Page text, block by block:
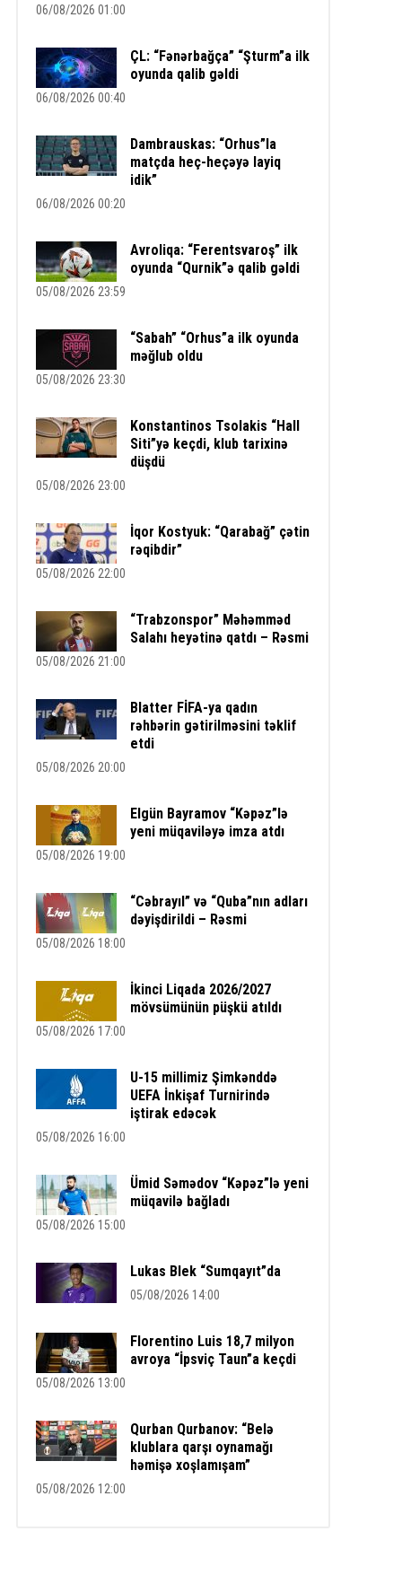
06/08/2026 01:00
ÇL: “Fənərbağça” “Şturm”a ilk
oyunda qalib gəldi
06/08/2026 00:40
Dambrauskas: “Orhus”la
matçda heç-heçəyə layiq
idik”
06/08/2026 00:20
Avroliqa: “Ferentsvaroş” ilk
oyunda “Qurnik”ə qalib gəldi
05/08/2026 23:59
“Sabah” “Orhus”a ilk oyunda
məğlub oldu
05/08/2026 23:30
Konstantinos Tsolakis “Hall
Siti”yə keçdi, klub tarixinə
düşdü
05/08/2026 23:00
İqor Kostyuk: “Qarabağ” çətin
rəqibdir”
05/08/2026 22:00
“Trabzonspor” Məhəmməd
Salahı heyətinə qatdı – Rəsmi
05/08/2026 21:00
Blatter FİFA-ya qadın
rəhbərin gətirilməsini təklif
etdi
05/08/2026 20:00
Elgün Bayramov “Kəpəz”lə
yeni müqaviləyə imza atdı
05/08/2026 19:00
“Cəbrayıl” və “Quba”nın adları
dəyişdirildi – Rəsmi
05/08/2026 18:00
İkinci Liqada 2026/2027
mövsümünün püşkü atıldı
05/08/2026 17:00
U-15 millimiz Şimkənddə
UEFA İnkişaf Turnirində
iştirak edəcək
05/08/2026 16:00
Ümid Səmədov “Kəpəz”lə yeni
müqavilə bağladı
05/08/2026 15:00
Lukas Blek “Sumqayıt”da
05/08/2026 14:00
Florentino Luis 18,7 milyon
avroya “İpsviç Taun”a keçdi
05/08/2026 13:00
Qurban Qurbanov: “Belə
klublara qarşı oynamağı
həmişə xoşlamışam”
05/08/2026 12:00